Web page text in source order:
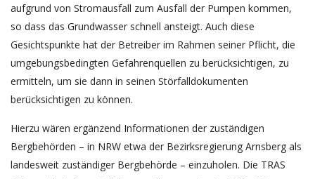
aufgrund von Stromausfall zum Ausfall der Pumpen kommen,
so dass das Grundwasser schnell ansteigt. Auch diese
Gesichtspunkte hat der Betreiber im Rahmen seiner Pflicht, die
umgebungsbedingten Gefahrenquellen zu berücksichtigen, zu
ermitteln, um sie dann in seinen Störfalldokumenten
berücksichtigen zu können.
Hierzu wären ergänzend Informationen der zuständigen
Bergbehörden – in NRW etwa der Bezirksregierung Arnsberg als
landesweit zuständiger Bergbehörde – einzuholen. Die TRAS